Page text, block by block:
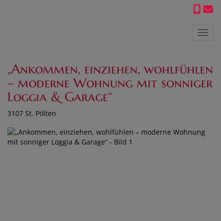
„Ankommen, einziehen, wohlfühlen
– moderne Wohnung mit sonniger
Loggia & Garage“
3107 St. Pölten